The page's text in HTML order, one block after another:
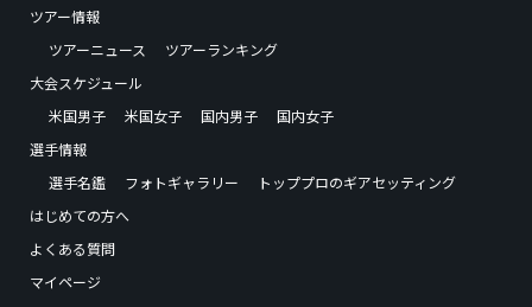
ツアー情報
ツアーニュース
ツアーランキング
大会スケジュール
米国男子
米国女子 国内男子
国内女子
選手情報
選手名鑑
フォトギャラリー
トッププロのギアセッティング
はじめての方へ
よくある質問
マイページ